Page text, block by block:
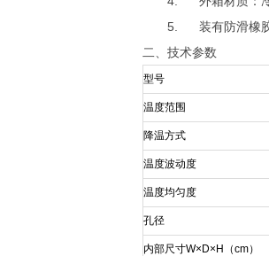
5.
装有防滑橡
二、技术参数
型号
温度范围
降温方式
温度波动度
温度均匀度
孔径
内部尺寸W× D× H （cm）